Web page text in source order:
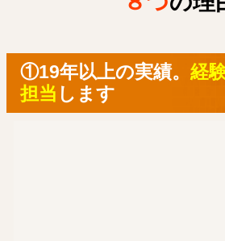
①19年以上の実績。経
担当 します